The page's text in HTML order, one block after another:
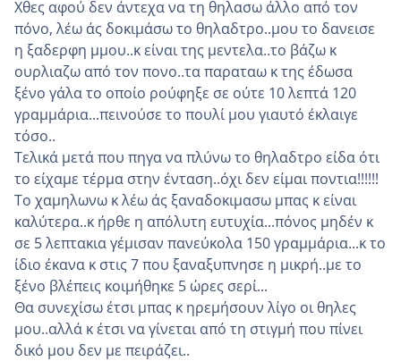
Χθες αφού δεν άντεχα να τη θηλασω άλλο από τον
πόνο, λέω άς δοκιμάσω το θηλαδτρο..μου το δανεισε
η ξαδερφη μμου..κ είναι της μεντελα..το βάζω κ
ουρλιαζω από τον πονο..τα παραταω κ της έδωσα
ξένο γάλα το οποίο ρούφηξε σε ούτε 10 λεπτά 120
γραμμάρια...πεινούσε το πουλί μου γιαυτό έκλαιγε
τόσο..
Τελικά μετά που πηγα να πλύνω το θηλαδτρο είδα ότι
το είχαμε τέρμα στην ένταση..όχι δεν είμαι ποντια!!!!!!
Το χαμηλωνω κ λέω άς ξαναδοκιμασω μπας κ είναι
καλύτερα..κ ήρθε η απόλυτη ευτυχία...πόνος μηδέν κ
σε 5 λεπτακια γέμισαν πανεύκολα 150 γραμμάρια...κ το
ίδιο έκανα κ στις 7 που ξαναξυπνησε η μικρή..με το
ξένο βλέπεις κοιμήθηκε 5 ώρες σερί...
Θα συνεχίσω έτσι μπας κ ηρεμήσουν λίγο οι θηλες
μου..αλλά κ έτσι να γίνεται από τη στιγμή που πίνει
δικό μου δεν με πειράζει..